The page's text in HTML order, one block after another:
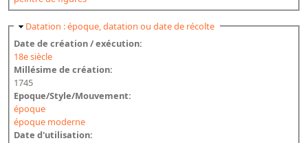
Masquer
Datation : époque, datation ou date de récolte
Date de création / exécution:
18e siècle
Millésime de création:
1745
Epoque/Style/Mouvement:
époque
époque moderne
Date d'utilisation: